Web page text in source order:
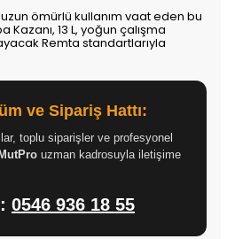
ömürlü kullanım vaat eden bu
Kazanı, 13 L, yoğun çalışma
Remta standartlarıyla
ve Sipariş Hattı:
toplu siparişler ve profesyonel
MutPro uzman kadrosuyla iletişime
0546 936 18 55